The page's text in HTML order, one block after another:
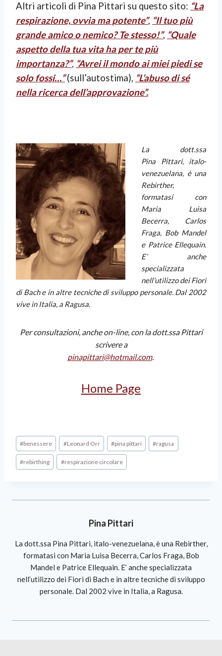
Altri articoli di Pina Pittari su questo sito: “La
respirazione, ovvia ma potente”, “Il tuo più
grande amico o nemico? Te stesso!”, “Quale
aspetto della tua vita ha per te più
importanza?”, “Avrei il mondo ai miei piedi se
solo fossi…”(sull’autostima), “L’abuso di sé
nella ricerca dell’approvazione”.
La dott.ssa
Pina Pittari, italo-
venezuelana, è una
Rebirther,
formatasi con
Maria Luisa
Becerra, Carlos
Fraga, Bob Mandel
e Patrice Ellequain.
E’ anche
specializzata
nell’utilizzo dei Fiori
di Bach e in altre tecniche di sviluppo personale. Dal 2002
vive in Italia, a Ragusa.
Per consultazioni, anche on-line, con la dott.ssa Pittari
scrivere a
pinapittari@hotmail.com.
Home Page
#benessere #Leonard Orr #pina pittari #ragusa
#rebirthing #respirazione circolare
Pina Pittari
La dott.ssa Pina Pittari, italo-venezuelana, è una Rebirther,
formatasi con Maria Luisa Becerra, Carlos Fraga, Bob
Mandel e Patrice Ellequain. E’ anche specializzata
nell’utilizzo dei Fiori di Bach e in altre tecniche di sviluppo
personale. Dal 2002 vive in Italia, a Ragusa.